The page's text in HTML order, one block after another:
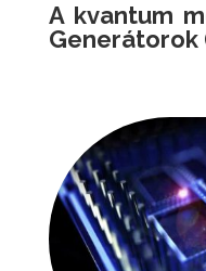
A kvantum
Generátorok